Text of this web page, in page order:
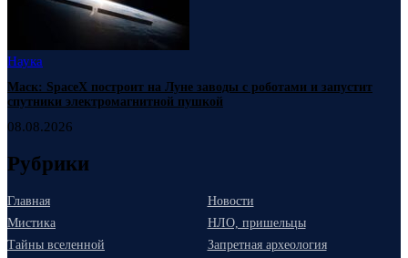
Наука
Маск: SpaceX построит на Луне заводы с роботами и запустит
спутники электромагнитной пушкой
08.08.2026
Рубрики
Главная
Новости
Мистика
НЛО, пришельцы
Тайны вселенной
Запретная археология